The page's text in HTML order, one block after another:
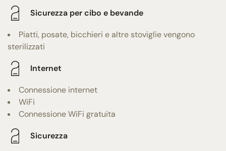
Sicurezza per cibo e bevande
Piatti, posate, bicchieri e altre stoviglie vengono
sterilizzati
Internet
Connessione internet
WiFi
Connessione WiFi gratuita
Sicurezza